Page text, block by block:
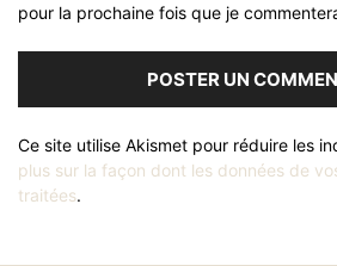
pour la prochaine fois que je
Ce site utilise Akismet pour réduire les
plus sur la façon dont les données de
traitées.